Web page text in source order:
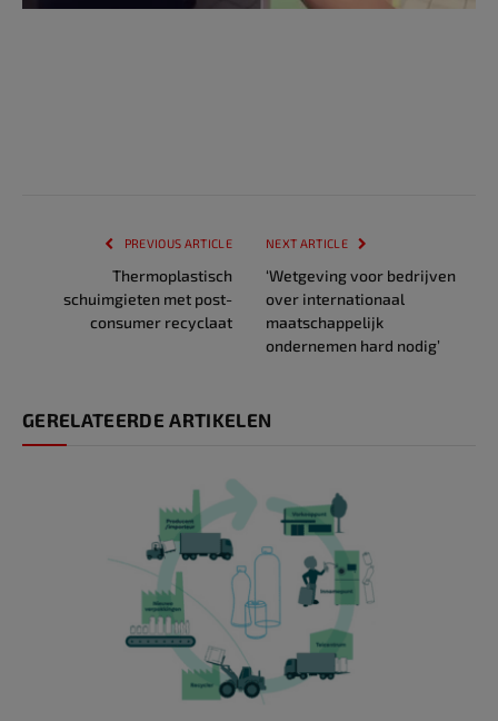
PREVIOUS ARTICLE
Thermoplastisch
schuimgieten met post-
consumer recyclaat
NEXT ARTICLE
‘Wetgeving voor bedrijven
over internationaal
maatschappelijk
ondernemen hard nodig’
GERELATEERDE ARTIKELEN